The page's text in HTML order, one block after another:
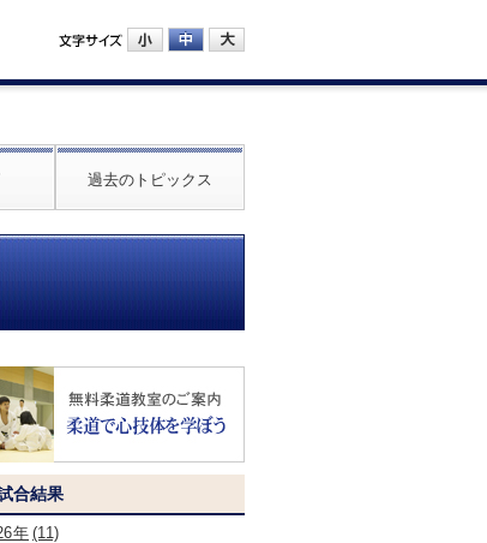
過去のトピックス
合結果
(11)